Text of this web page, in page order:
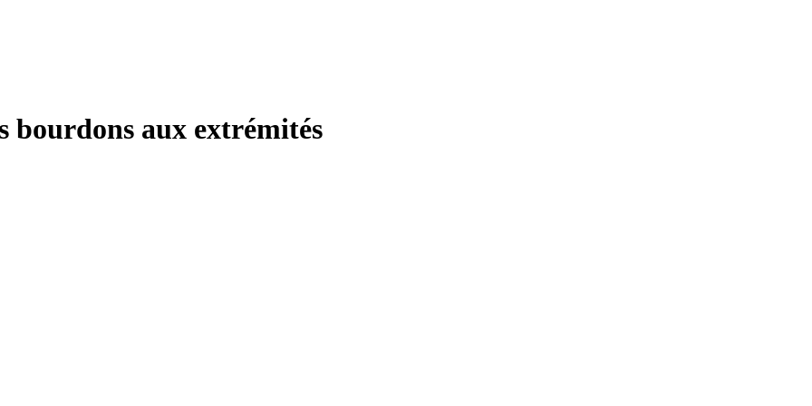
bourdons aux extrémités